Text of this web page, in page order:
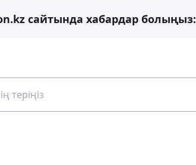
сайтында хабардар болыңыз: